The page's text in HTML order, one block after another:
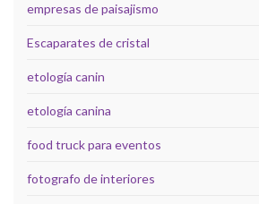
empresas de paisajismo
Escaparates de cristal
etología canin
etología canina
food truck para eventos
fotografo de interiores